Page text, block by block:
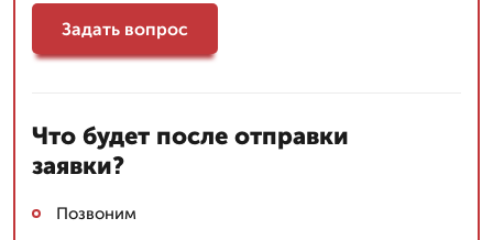
Задать вопрос
Что будет после отправки
заявки?
Позвоним